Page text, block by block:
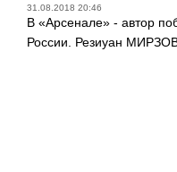
31.08.2018 20:46
В «Арсенале» - автор
России. Резиуан